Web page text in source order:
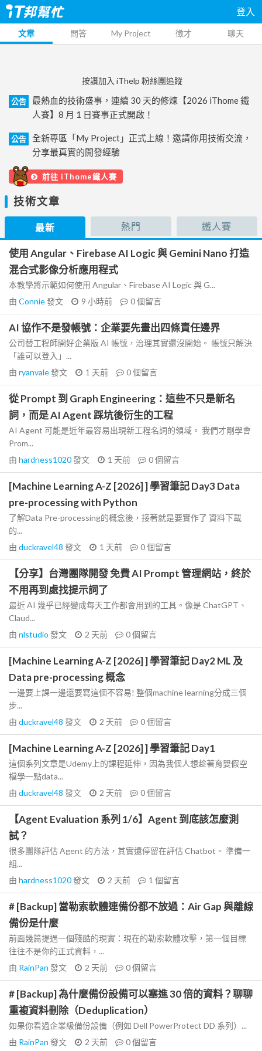
登入
文章 問答 My Project 徵才 聊天
按讚加入 iThelp 粉絲團追蹤
公告
最熱血的技術盛事，連續 30 天的修煉【2026 iThome 鐵
人賽】8 月 1 日賽事正式開啟！
公告
全新專區「My Project」正式上線！邀請你用技術交流，
分享最真實的開發經驗
前往 iThome鐵人賽
技術文章
最新 熱門 鐵人賽
使用 Angular、Firebase AI Logic 與 Gemini Nano 打造
混合式影像分析應用程式
本教學將示範如何使用 Angular、Firebase AI Logic 與 G...
由 Connie發文 9 小時前 0個留言
AI 協作不是發帳號：企業要先畫出四條責任邊界
公司替工程師開好企業版 AI 帳號，治理其實還沒開始。 帳號只解決
「誰可以登入」...
由 ryanvale發文 1 天前 0個留言
從 Prompt 到 Graph Engineering：這些不只是新名
詞，而是 AI Agent 踩坑後衍生的工程
AI Agent 可能是近年最容易出現新工程名詞的領域。 我們才剛學會
Prom...
由 hardness1020發文 1 天前 0個留言
[Machine Learning A-Z [2026] ] 學習筆記 Day3 Data
pre-processing with Python
了解Data Pre-processing的概念後，接著就是要實作了 資料下載
的...
由 duckravel48 發文 1 天前 0個留言
【分享】台灣團隊開發 免費 AI Prompt 管理網站，終於
不用再到處找提示詞了
最近 AI 幾乎已經變成每天工作都會用到的工具。像是 ChatGPT、
Claud...
由 nlstudio 發文 2 天前 0個留言
[Machine Learning A-Z [2026] ] 學習筆記 Day2 ML 及
Data pre-processing 概念
一邊要上課一邊還要寫這個不容易! 整個machine learning分成三個
步...
由 duckravel48 發文 2 天前 0個留言
[Machine Learning A-Z [2026] ] 學習筆記 Day1
這個系列文章是Udemy上的課程延伸，因為我個人想趁著育嬰假空
檔學一點data...
由 duckravel48 發文 2 天前 0個留言
【Agent Evaluation 系列 1/6】Agent 到底該怎麼測
試？
很多團隊評估 Agent 的方法，其實還停留在評估 Chatbot。 準備一
組...
由 hardness1020發文 2 天前 1 個留言
# [Backup] 當勒索軟體連備份都不放過：Air Gap 與離線
備份是什麼
前面幾篇提過一個殘酷的現實：現在的勒索軟體攻擊，第一個目標
往往不是你的正式資料，...
由 RainPan 發文 2 天前 0個留言
# [Backup] 為什麼備份設備可以塞進 30 倍的資料？聊聊
重複資料刪除（Deduplication）
如果你看過企業級備份設備（例如 Dell PowerProtect DD 系列）...
由 RainPan 發文 2 天前 0個留言